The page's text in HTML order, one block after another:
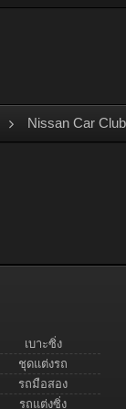
Nissan Car
เบาะซิ่ง
ชุดแต่งรถ
รถมือสอง
รถแต่งซิ่ง